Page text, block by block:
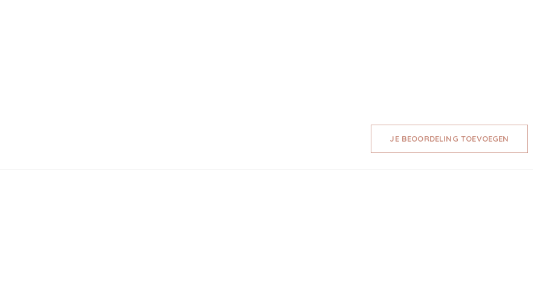
JE BEOORDELING TOEVOEGEN